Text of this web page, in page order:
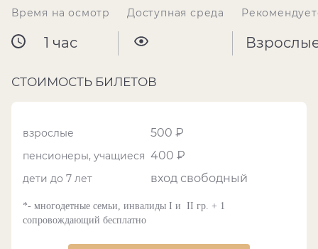
Время на осмотр
1 час
Доступная среда
СТОИМОСТЬ БИЛЕТОВ
взрослые 500 ₽
пенсионеры, учащиеся 400 ₽
дети до 7 лет вход свободный
*- многодетные семьи, инвалиды I и II гр. + 1
сопровождающий бесплатно